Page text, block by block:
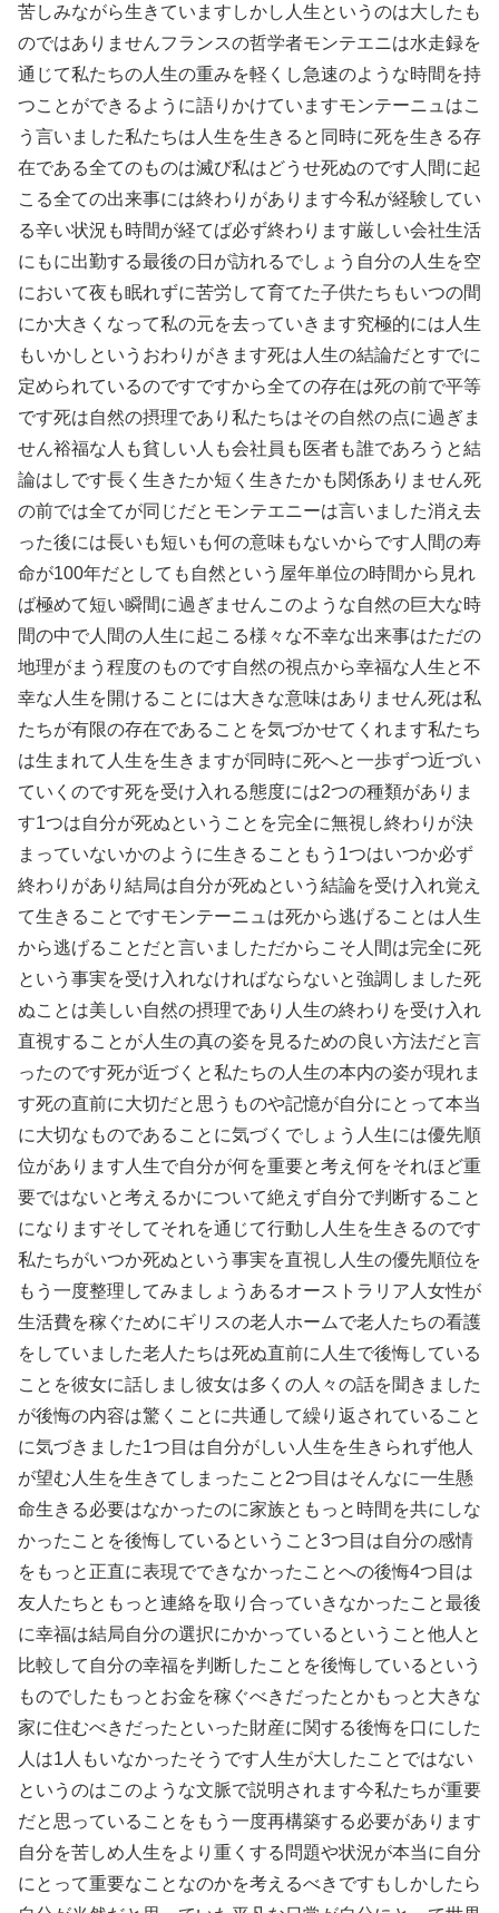
苦しみながら生きていますしかし人生というのは大したも
のではありませんフランスの哲学者モンテエニは水走録を
通じて私たちの人生の重みを軽くし急速のような時間を持
つことができるように語りかけていますモンテーニュはこ
う言いました私たちは人生を生きると同時に死を生きる存
在である全てのものは滅び私はどうせ死ぬのです人間に起
こる全ての出来事には終わりがあります今私が経験してい
る辛い状況も時間が経てば必ず終わります厳しい会社生活
にもに出勤する最後の日が訪れるでしょう自分の人生を空
において夜も眠れずに苦労して育てた子供たちもいつの間
にか大きくなって私の元を去っていきます究極的には人生
もいかしというおわりがきます死は人生の結論だとすでに
定められているのですですから全ての存在は死の前で平等
です死は自然の摂理であり私たちはその自然の点に過ぎま
せん裕福な人も貧しい人も会社員も医者も誰であろうと結
論はしです長く生きたか短く生きたかも関係ありません死
の前では全てが同じだとモンテエニーは言いました消え去
った後には長いも短いも何の意味もないからです人間の寿
命が100年だとしても自然という屋年単位の時間から見れ
ば極めて短い瞬間に過ぎませんこのような自然の巨大な時
間の中で人間の人生に起こる様々な不幸な出来事はただの
地理がまう程度のものです自然の視点から幸福な人生と不
幸な人生を開けることには大きな意味はありません死は私
たちが有限の存在であることを気づかせてくれます私たち
は生まれて人生を生きますが同時に死へと一歩ずつ近づい
ていくのです死を受け入れる態度には2つの種類がありま
す1つは自分が死ぬということを完全に無視し終わりが決
まっていないかのように生きることもう1つはいつか必ず
終わりがあり結局は自分が死ぬという結論を受け入れ覚え
て生きることですモンテーニュは死から逃げることは人生
から逃げることだと言いましただからこそ人間は完全に死
という事実を受け入れなければならないと強調しました死
ぬことは美しい自然の摂理であり人生の終わりを受け入れ
直視することが人生の真の姿を見るための良い方法だと言
ったのです死が近づくと私たちの人生の本内の姿が現れま
す死の直前に大切だと思うものや記憶が自分にとって本当
に大切なものであることに気づくでしょう人生には優先順
位があります人生で自分が何を重要と考え何をそれほど重
要ではないと考えるかについて絶えず自分で判断すること
になりますそしてそれを通じて行動し人生を生きるのです
私たちがいつか死ぬという事実を直視し人生の優先順位を
もう一度整理してみましょうあるオーストラリア人女性が
生活費を稼ぐためにギリスの老人ホームで老人たちの看護
をしていました老人たちは死ぬ直前に人生で後悔している
ことを彼女に話しまし彼女は多くの人々の話を聞きました
が後悔の内容は驚くことに共通して繰り返されていること
に気づきました1つ目は自分がしい人生を生きられず他人
が望む人生を生きてしまったこと2つ目はそんなに一生懸
命生きる必要はなかったのに家族ともっと時間を共にしな
かったことを後悔しているということ3つ目は自分の感情
をもっと正直に表現でできなかったことへの後悔4つ目は
友人たちともっと連絡を取り合っていきなかったこと最後
に幸福は結局自分の選択にかかっているということ他人と
比較して自分の幸福を判断したことを後悔しているという
ものでしたもっとお金を稼ぐべきだったとかもっと大きな
家に住むべきだったといった財産に関する後悔を口にした
人は1人もいなかったそうです人生が大したことではない
というのはこのような文脈で説明されます今私たちが重要
だと思っていることをもう一度再構築する必要があります
自分を苦しめ人生をより重くする問題や状況が本当に自分
にとって重要なことなのかを考えるべきですもしかしたら